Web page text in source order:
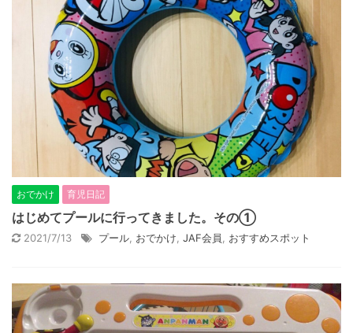
おでかけ 育児日記
はじめてプールに行ってきました。その①
2021/7/13 プール おでかけ JAF会員 おすすめスポット